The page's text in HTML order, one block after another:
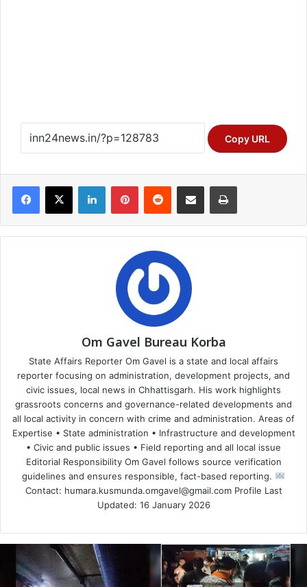
Copy URL
Facebook
X LinkedInPinterestReddit Share via Email Print
Om Gavel Bureau Korba
State Affairs Reporter Om Gavel is a state and local affairs
reporter focusing on administration, development projects, and
civic issues, local news in Chhattisgarh. His work highlights
grassroots concerns and governance-related developments and
all local activity in concern with crime and administration. Areas of
Expertise • State administration • Infrastructure and development
• Civic and public issues • Field reporting and all local issue
Editorial Responsibility Om Gavel follows source verification
guidelines and ensures responsible, fact-based reporting.
Contact: humara.kusmunda.omgavel@gmail.com Profile Last
Updated: 16 January 2026